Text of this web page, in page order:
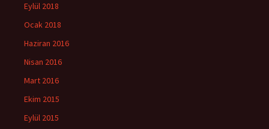
Eylül 2018
Ocak 2018
Haziran 2016
Nisan 2016
Mart 2016
Ekim 2015
Eylül 2015